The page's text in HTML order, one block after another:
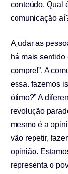
conteúdo. Qual
comunicação
Ajudar as
há mais sentido
compre!”. A
essa. fazemos
ótimo?” A
revolução
mesmo é a
vão repetir,
opinião.
representa o